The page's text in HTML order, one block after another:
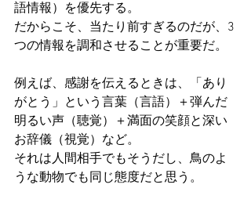
語情報）を優先する。
だからこそ、当たり前すぎるのだが、3
つの情報を調和させることが重要だ。
例えば、感謝を伝えるときは、「あり
がとう」という言葉（言語）＋弾んだ
明るい声（聴覚）＋満面の笑顔と深い
お辞儀（視覚）など。
それは人間相手でもそうだし、鳥のよ
うな動物でも同じ態度だと思う。